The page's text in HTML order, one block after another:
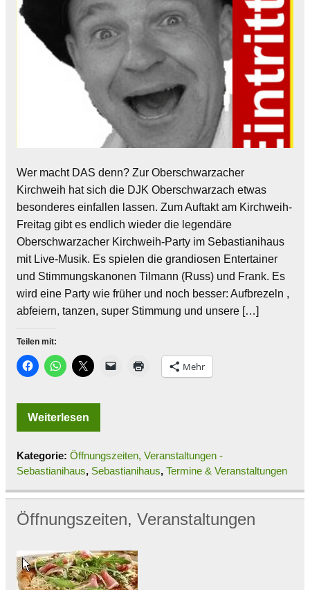
Wer macht DAS denn? Zur Oberschwarzacher
Kirchweih hat sich die DJK Oberschwarzach etwas
besonderes einfallen lassen. Zum Auftakt am Kirchweih-
Freitag gibt es endlich wieder die legendäre
Oberschwarzacher Kirchweih-Party im Sebastianihaus
mit Live-Musik. Es spielen die grandiosen Entertainer
und Stimmungskanonen Tilmann (Russ) und Frank. Es
wird eine Party wie früher und noch besser: Aufbrezeln ,
abfeiern, tanzen, super Stimmung und unsere […]
Teilen mit:
Mehr
Weiterlesen
Kategorie: Öffnungszeiten, Veranstaltungen -
Sebastianihaus, Sebastianihaus, Termine & Veranstaltungen
Öffnungszeiten, Veranstaltungen